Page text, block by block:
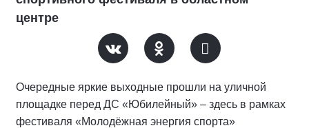
центре
Очередные яркие выходные прошли на уличной
площадке перед ДС «Юбилейный» – здесь в рамках
фестиваля «Молодёжная энергия спорта»